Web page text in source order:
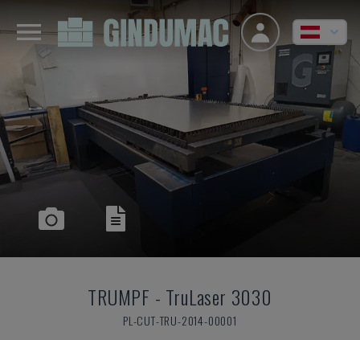
TRUMPF - TruLaser 3030
PL-CUT-TRU-2014-00001